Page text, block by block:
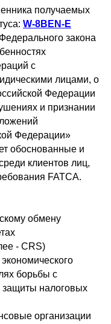
получаемых
W-8BEN-E
закона
с
лицами, о
Федерации
и признании
Федерации»
обоснованные и
клиентов лиц,
FATCA.
обмену
- CRS)
борьбы с
защиты налоговых
организации